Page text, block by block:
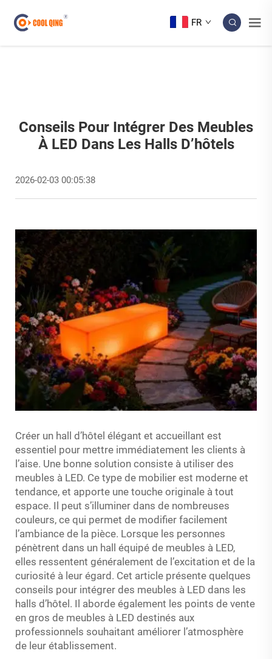
FR
Conseils Pour Intégrer Des Meubles
À LED Dans Les Halls D’hôtels
2026-02-03 00:05:38
Créer un hall d’hôtel élégant et accueillant est
essentiel pour mettre immédiatement les clients à
l’aise. Une bonne solution consiste à utiliser des
meubles à LED. Ce type de mobilier est moderne et
tendance, et apporte une touche originale à tout
espace. Il peut s’illuminer dans de nombreuses
couleurs, ce qui permet de modifier facilement
l’ambiance de la pièce. Lorsque les personnes
pénètrent dans un hall équipé de meubles à LED,
elles ressentent généralement de l’excitation et de la
curiosité à leur égard. Cet article présente quelques
conseils pour intégrer des meubles à LED dans les
halls d’hôtel. Il aborde également les points de vente
en gros de meubles à LED destinés aux
professionnels souhaitant améliorer l’atmosphère
de leur établissement.